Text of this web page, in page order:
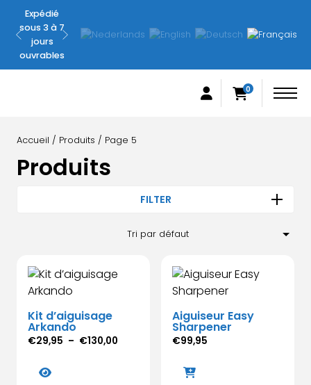
Expédié
sous 3 à 7
jours
ouvrables
Remboursé
0
Accueil / Produits / Page 5
Produits
FILTER
Kit d’aiguisage
Arkando
€29,95 – €130,00
Aiguiseur Easy
Sharpener
€99,95